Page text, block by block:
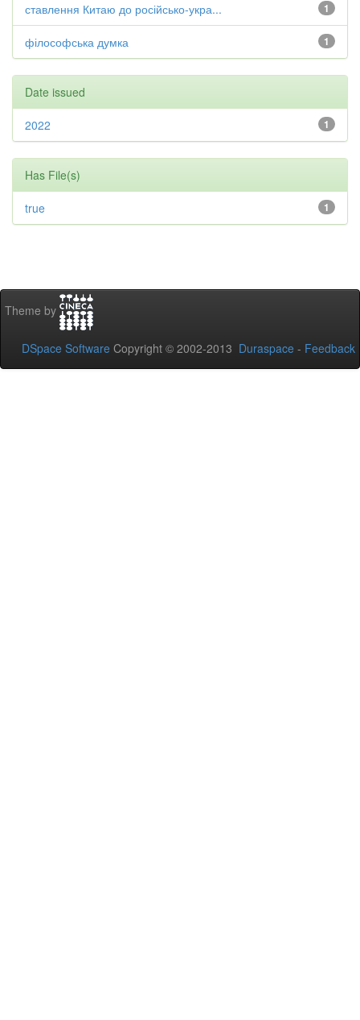
1
ставлення Китаю до російсько-укра...
1
філософська думка
Date issued
1
2022
Has File(s)
1
true
Theme by
DSpace Software Copyright © 2002-2013 Duraspace - Feedback